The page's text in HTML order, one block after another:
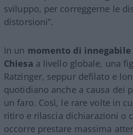
sviluppo, per correggerne le
distorsioni”.
In un momento di
Chiesa a livello globale, una
Ratzinger, seppur defilato e
quotidiano anche a causa dei
un faro. Così, le rare volte in
ritiro e rilascia dichiarazioni o
occorre prestare massima